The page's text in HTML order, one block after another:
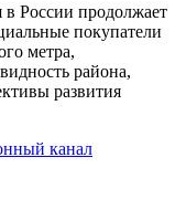
России продолжает
покупатели
метра,
района,
развития
канал